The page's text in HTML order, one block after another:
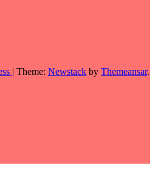
| Theme: Newstack by Themeansar.